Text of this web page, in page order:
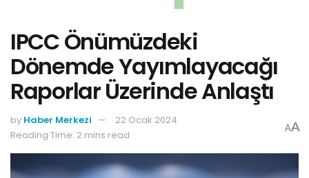
IPCC Önümüzdeki
Dönemde Yayımlayacağı
Raporlar Üzerinde Anlaştı
by Haber Merkezi
22 Ocak 2024
Reading Time: 2 mins read
AA